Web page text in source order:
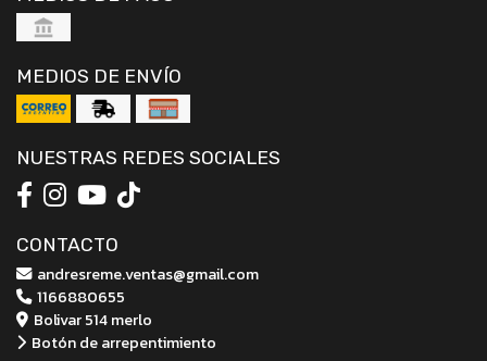
MEDIOS DE ENVÍO
NUESTRAS REDES SOCIALES
CONTACTO
andresreme.ventas@gmail.com
1166880655
Bolivar 514 merlo
Botón de arrepentimiento